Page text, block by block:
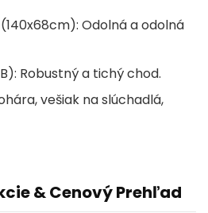
Odolná a odolná
Robustný a tichý chod.
vešiak na slúchadlá,
& Cenový Prehľad